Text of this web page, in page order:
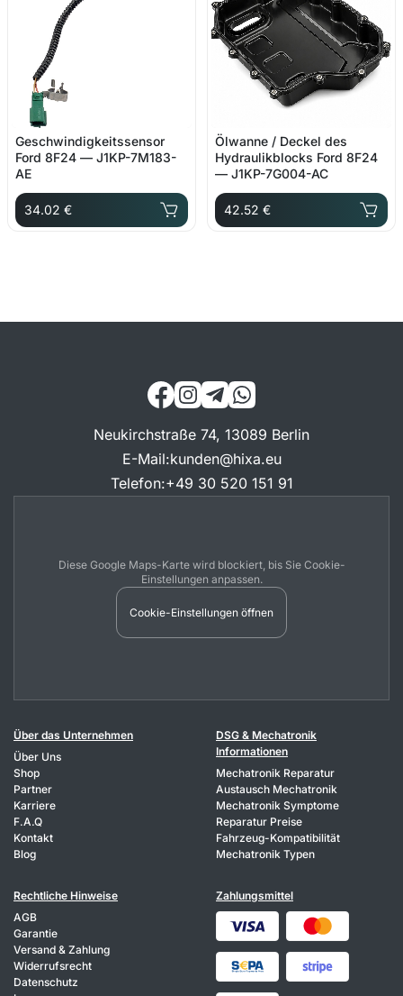
Geschwindigkeitssensor
Ford 8F24 — J1KP-7M183-
AE
34.02 €
Ölwanne / Deckel des
Hydraulikblocks Ford 8F24
— J1KP-7G004-AC
42.52 €
Neukirchstraße 74, 13089 Berlin
E-Mail:kunden@hixa.eu
Telefon:+49 30 520 151 91
Diese Google Maps-Karte wird blockiert, bis Sie Cookie-
Einstellungen anpassen.
Cookie-Einstellungen öffnen
Über das Unternehmen
Über Uns
Shop
Partner
Karriere
F.A.Q
Kontakt
Blog
DSG & Mechatronik
Informationen
Mechatronik Reparatur
Austausch Mechatronik
Mechatronik Symptome
Reparatur Preise
Fahrzeug-Kompatibilität
Mechatronik Typen
Rechtliche Hinweise
AGB
Garantie
Versand & Zahlung
Widerrufsrecht
Datenschutz
Zahlungsmittel